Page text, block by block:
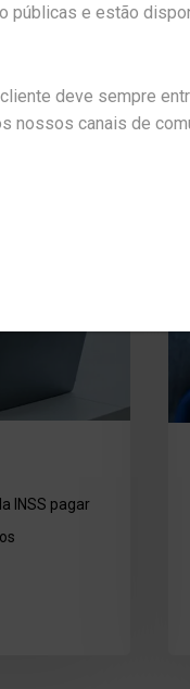
INSS pagar
públicas e estão
deve sempre
nossos canais de